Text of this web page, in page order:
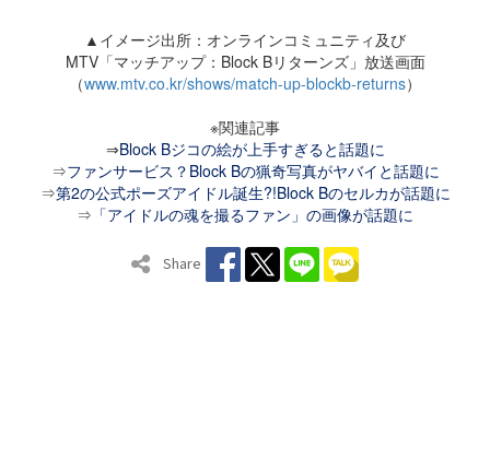
▲イメージ出所：オンラインコミュニティ及び
MTV「マッチアップ：Block Bリターンズ」放送画面
（www.mtv.co.kr/shows/match-up-blockb-returns）
※関連記事
⇒Block Bジコの絵が上手すぎると話題に
⇒ファンサービス？Block Bの猟奇写真がヤバイと話題に
⇒第2の公式ポーズアイドル誕生?!Block Bのセルカが話題に
⇒ 「アイドルの魂を撮るファン」の画像が話題に
Share